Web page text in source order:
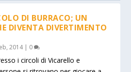
DI BURRACO; UN
DIVENTA DIVERTIMENTO
2014| 0
i circoli di Vicarello e